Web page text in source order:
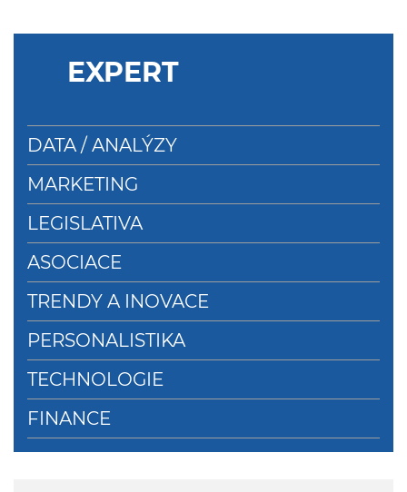
EXPERT
DATA / ANALÝZY
MARKETING
LEGISLATIVA
ASOCIACE
TRENDY A INOVACE
PERSONALISTIKA
TECHNOLOGIE
FINANCE